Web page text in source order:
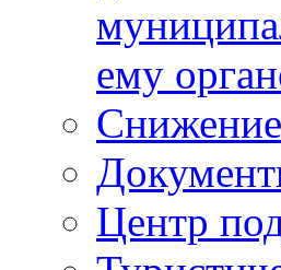
ему
Центр